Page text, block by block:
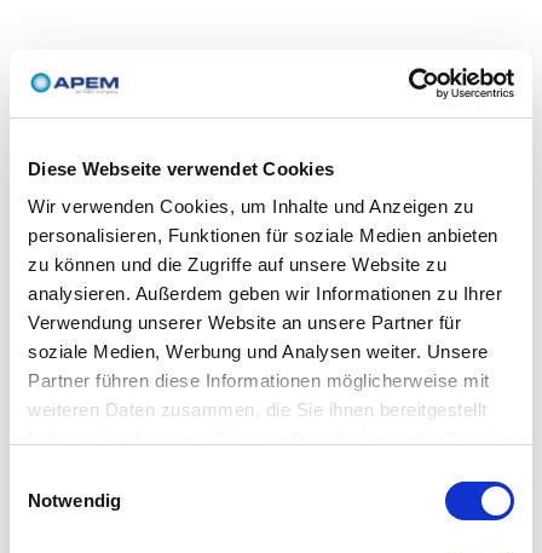
Diese Webseite verwendet Cookies
Wir verwenden Cookies, um Inhalte und Anzeigen zu
personalisieren, Funktionen für soziale Medien anbieten
zu können und die Zugriffe auf unsere Website zu
analysieren. Außerdem geben wir Informationen zu Ihrer
Verwendung unserer Website an unsere Partner für
soziale Medien, Werbung und Analysen weiter. Unsere
Partner führen diese Informationen möglicherweise mit
weiteren Daten zusammen, die Sie ihnen bereitgestellt
Notwendig